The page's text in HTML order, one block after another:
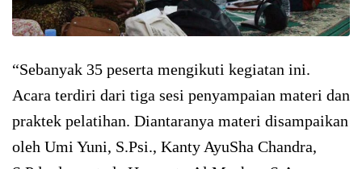
“Sebanyak 35 peserta mengikuti kegiatan ini.
Acara terdiri dari tiga sesi penyampaian materi dan
praktek pelatihan. Diantaranya materi disampaikan
oleh Umi Yuni, S.Psi., Kanty AyuSha Chandra,